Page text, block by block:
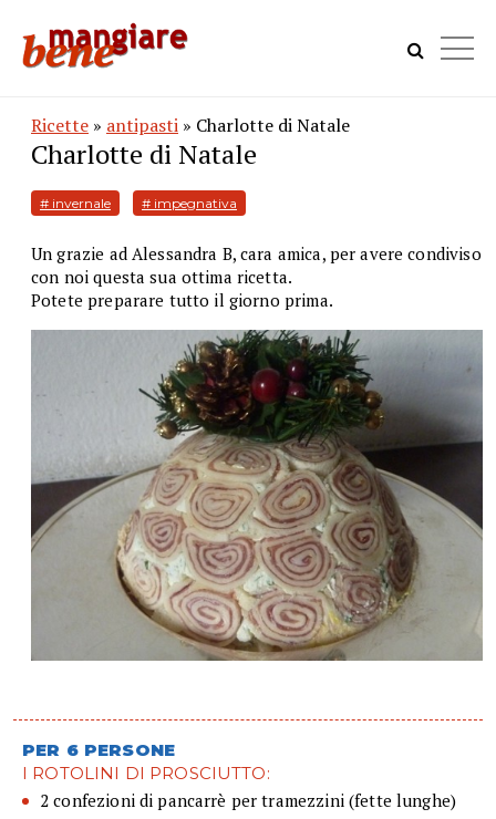
Ricette » antipasti » Charlotte di Natale
Charlotte di Natale
# invernale # impegnativa
Un grazie ad Alessandra B, cara amica, per avere condiviso
con noi questa sua ottima ricetta.
Potete preparare tutto il giorno prima.
PER 6 PERSONE
I ROTOLINI DI PROSCIUTTO:
2 confezioni di pancarrè per tramezzini (fette lunghe)